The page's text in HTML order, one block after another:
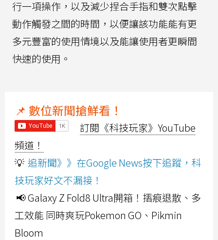
行一項操作，以及減少捏合手指和雙次點擊
動作觸發之間的時間，以便讓該功能能有更
多元豐富的使用情境以及能讓使用者更瞬間
快速的使用。
📌 數位新聞搶鮮看！
訂閱《科技玩家》YouTube
頻道！
💡 追新聞》》在Google News按下追蹤，科
技玩家好文不漏接！
📢 Galaxy Z Fold8 Ultra開箱！摺痕退散、多
工效能 同時爽玩Pokemon GO、Pikmin
Bloom